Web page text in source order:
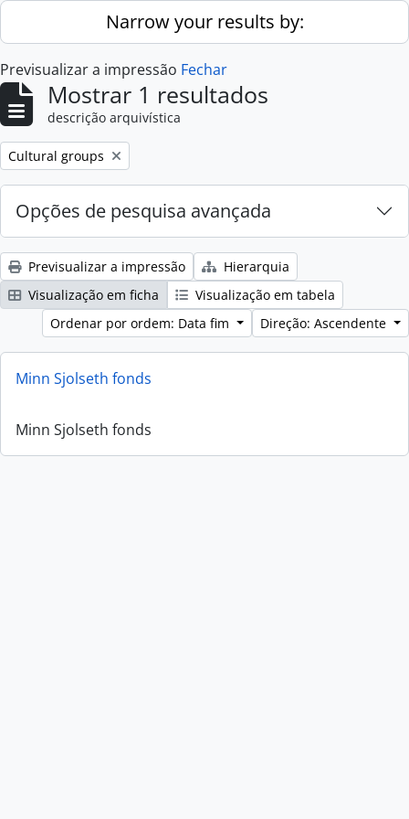
Skip to main contentNarrow your results by:
Previsualizar a impressão Fechar
Mostrar 1 resultados
descrição arquivística
Remove filter:
Cultural groups
Opções de pesquisa avançada
Previsualizar a impressão
Hierarquia
Visualização em ficha
Visualização em tabela
Ordenar por ordem: Data fim
Direção: Ascendente
Minn Sjolseth fonds
Minn Sjolseth fonds